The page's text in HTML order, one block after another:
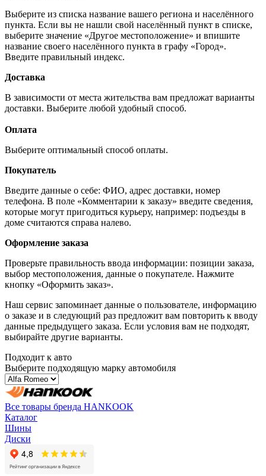
Выберите из списка название вашего региона и населённого
пункта. Если вы не нашли свой населённый пункт в списке,
выберите значение «Другое местоположение» и впишите
название своего населённого пункта в графу «Город».
Введите правильный индекс.
Доставка
В зависимости от места жительства вам предложат варианты
доставки. Выберите любой удобный способ.
Оплата
Выберите оптимальный способ оплаты.
Покупатель
Введите данные о себе: ФИО, адрес доставки, номер
телефона. В поле «Комментарии к заказу» введите сведения,
которые могут пригодиться курьеру, например: подъезды в
доме считаются справа налево.
Оформление заказа
Проверьте правильность ввода информации: позиции заказа,
выбор местоположения, данные о покупателе. Нажмите
кнопку «Оформить заказ».
Наш сервис запоминает данные о пользователе, информацию
о заказе и в следующий раз предложит вам повторить к вводу
данные предыдущего заказа. Если условия вам не подходят,
выбирайте другие варианты.
Подходит к авто
Выберите подходящую марку автомобиля
Все товары бренда HANKOOK
Каталог
Шины
Диски